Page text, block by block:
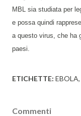
MBL sia studiata per
e possa quindi
a questo virus, che ha
paesi.
ETICHETTE: EBOLA
Commenti